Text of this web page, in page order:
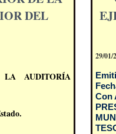
DEL
LA AUDITORÍA
29/01/
Con